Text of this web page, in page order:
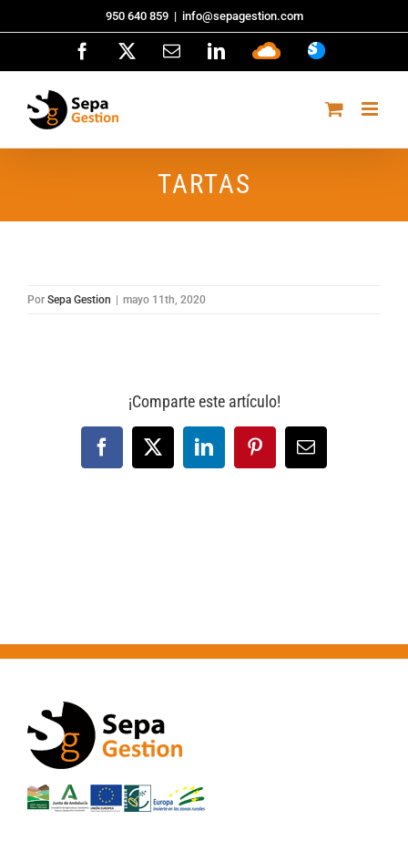
al
950 640 859 | info@sepagestion.com
Facebook
CorreoLinkedIn
Sepa
TARTAS
Por Sepa Gestion | mayo 11th, 2020
¡Comparte este artículo!
Facebook
X LinkedInPinterestCorreo
electrónico